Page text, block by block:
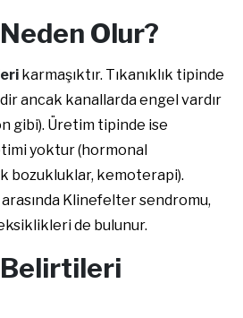
Olur?
karmaşıktır. Tıkanıklık tipinde
ancak kanallarda engel vardır
gibi). Üretim tipinde ise
yoktur (hormonal
bozukluklar, kemoterapi).
arasında Klinefelter sendromu,
de bulunur.